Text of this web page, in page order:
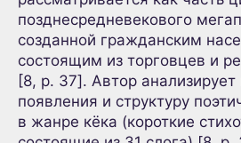
позднесредневекового
созданной гражданским
состоящим из торговцев и
[8, p. 37]. Автор
появления и структуру
в жанре кёка (короткие